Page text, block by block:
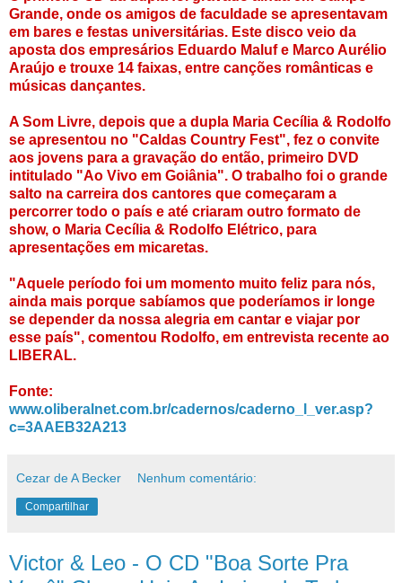
Grande, onde os amigos de faculdade se apresentavam
em bares e festas universitárias. Este disco veio da
aposta dos empresários Eduardo Maluf e Marco Aurélio
Araújo e trouxe 14 faixas, entre canções românticas e
músicas dançantes.
A Som Livre, depois que a dupla Maria Cecília & Rodolfo
se apresentou no "Caldas Country Fest", fez o convite
aos jovens para a gravação do então, primeiro DVD
intitulado "Ao Vivo em Goiânia". O trabalho foi o grande
salto na carreira dos cantores que começaram a
percorrer todo o país e até criaram outro formato de
show, o Maria Cecília & Rodolfo Elétrico, para
apresentações em micaretas.
"Aquele período foi um momento muito feliz para nós,
ainda mais porque sabíamos que poderíamos ir longe
se depender da nossa alegria em cantar e viajar por
esse país", comentou Rodolfo, em entrevista recente ao
LIBERAL.
Fonte:
www.oliberalnet.com.br/cadernos/caderno_l_ver.asp?
c=3AAEB32A213
Cezar de A Becker Nenhum comentário:
Compartilhar
Victor & Leo - O CD "Boa Sorte Pra